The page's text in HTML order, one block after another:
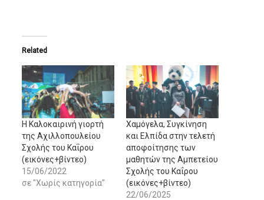
Related
Η Καλοκαιρινή γιορτή
της Αχιλλοπουλείου
Σχολής του Καΐρου
(εικόνες+βίντεο)
15/06/2022
σε "Χωρίς κατηγορία"
Χαμόγελα, Συγκίνηση
και Ελπίδα στην τελετή
αποφοίτησης των
μαθητών της Αμπετείου
Σχολής του Καΐρου
(εικόνες+βίντεο)
22/06/2025